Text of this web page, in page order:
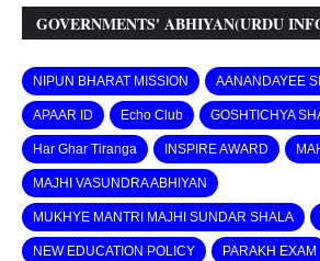
GOVERNMENTS' ABHIYAN(URDU
NIPUN BHARAT MISSION AANANDAYEE
APAAR ID Echo Club GOSHTICHYA
Har Ghar Tiranga INSPIRE AWARD
MAJHI VASUNDRA ABHIYAN
MUKHYE MANTRI MAJHI SUNDAR SHALA
NEW EDUCATION POLICY PARAKH EXAM